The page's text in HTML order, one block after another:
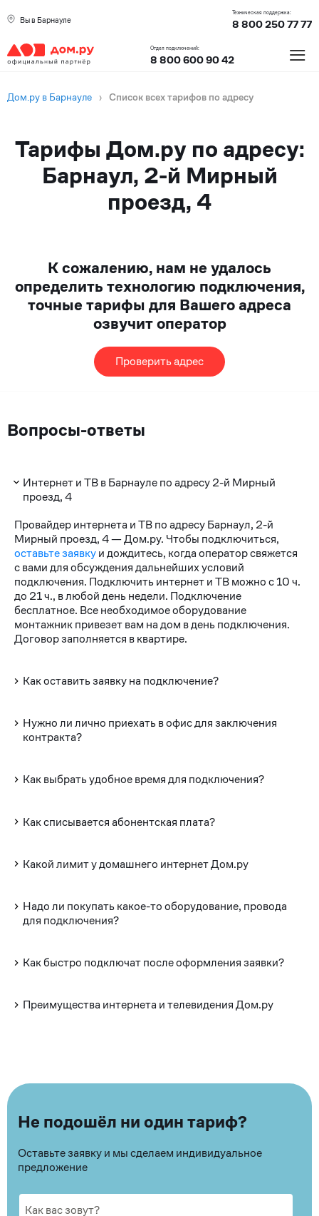
Вы в Барнауле
Техническая поддержка:
8 800 250 77 77
Отдел подключений:
8 800 600 90 42 ≡
Дом.ру в Барнауле › Список всех тарифов по адресу
Тарифы Дом.ру по адресу:
Барнаул, 2-й Мирный
проезд, 4
К сожалению, нам не удалось
определить технологию подключения,
точные тарифы для Вашего адреса
озвучит оператор
Проверить адрес
Вопросы-ответы
Интернет и ТВ в Барнауле по адресу 2-й Мирный
проезд, 4
Провайдер интернета и ТВ по адресу Барнаул, 2-й
Мирный проезд, 4 — Дом.ру. Чтобы подключиться,
оставьте заявкуи дождитесь, когда оператор свяжется
с вами для обсуждения дальнейших условий
подключения. Подключить интернет и ТВ можно с 10 ч.
до 21 ч., в любой день недели. Подключение
бесплатное. Все необходимое оборудование
монтажник привезет вам на дом в день подключения.
Договор заполняется в квартире.
Как оставить заявку на подключение?
Нужно ли лично приехать в офис для заключения
контракта?
Как выбрать удобное время для подключения?
Как списывается абонентская плата?
Какой лимит у домашнего интернет Дом.ру
Надо ли покупать какое-то оборудование, провода
для подключения?
Как быстро подключат после оформления заявки?
Преимущества интернета и телевидения Дом.ру
Не подошёл ни один тариф?
Оставьте заявку и мы сделаем индивидуальное
предложение